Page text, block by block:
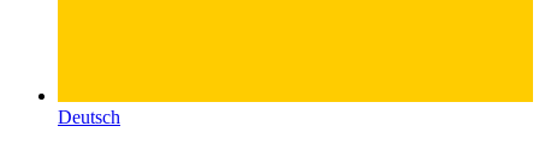
Deutsch